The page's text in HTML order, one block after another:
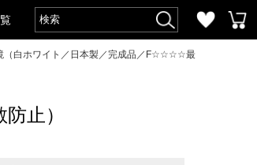
（白ホワイト／日本製／完成品／F☆☆☆☆最
止）